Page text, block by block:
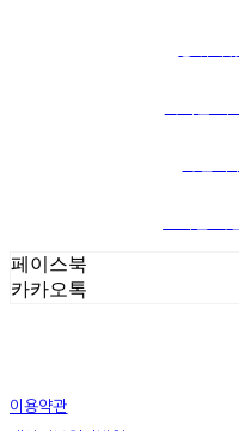
페이스북
카카오톡
이용약관